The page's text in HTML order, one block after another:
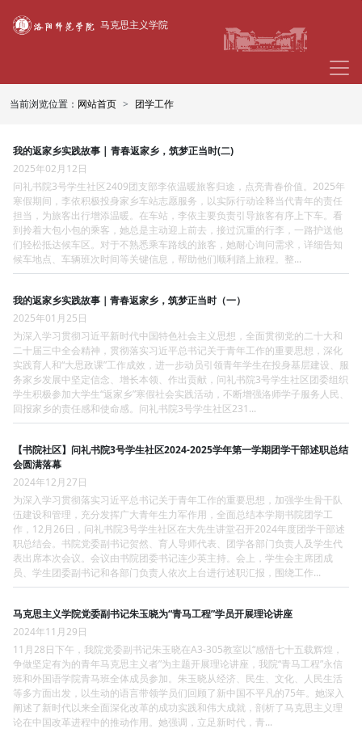
马克思主义学院
当前浏览位置： 网站首页 团学工作
我的返家乡实践故事 | 青春返家乡，筑梦正当时(二)
2025年02月12日
问礼书院3号学生社区2409团支部李依温暖旅客归途，点亮青春价值。2025年
寒假期间，李依积极投身家乡车站志愿服务，以实际行动诠释当代青年的责任
担当，为旅客出行增添温暖。在车站，李依主要负责引导旅客有序上下车。看
到拎着大包小包的乘客，她总是主动迎上前去，接过沉重的行李，一路护送他
们轻松抵达候车区。对于不熟悉乘车路线的旅客，她耐心询问需求，详细告知
候车地点、车辆班次时间等关键信息，帮助他们顺利踏上旅程。整...
我的返家乡实践故事｜青春返家乡，筑梦正当时（一）
2025年01月25日
为深入学习贯彻习近平新时代中国特色社会主义思想，全面贯彻党的二十大和
二十届三中全会精神，贯彻落实习近平总书记关于青年工作的重要思想，深化
实践育人和“大思政课”工作成效，进一步动员引领青年学生在投身基层建设、服
务家乡发展中坚定信念、增长本领、作出贡献，问礼书院3号学生社区团委组织
学生积极参加大学生“返家乡”寒假社会实践活动，不断增强洛师学子服务人民、
回报家乡的责任感和使命感。问礼书院3号学生社区231...
【书院社区】问礼书院3号学生社区2024-2025学年第一学期团学干部述职总结
会圆满落幕
2024年12月27日
为深入学习贯彻落实习近平总书记关于青年工作的重要思想，加强学生骨干队
伍建设和管理，充分发挥广大青年生力军作用，全面总结本学期书院团学工
作，12月26日，问礼书院3号学生社区在大先生讲堂召开2024年度团学干部述
职总结会。书院党委副书记贺然、育人导师代表、团学各部门负责人及学生代
表出席本次会议。会议由书院团委书记连少英主持。会上，学生会主席团成
员、学生团委副书记和各部门负责人依次上台进行述职汇报，围绕工作...
马克思主义学院党委副书记朱玉晓为“青马工程”学员开展理论讲座
2024年11月29日
11月28日下午，我院党委副书记朱玉晓在A3-305教室以“感悟七十五载辉煌，
争做坚定有为的青年马克思主义者”为主题开展理论讲座，我院“青马工程”永信
班和外国语学院青马班全体成员参加。朱玉晓从经济、民生、文化、人民生活
等多方面出发，以生动的语言带领学员们回顾了新中国不平凡的75年。她深入
阐述了新时代以来全面深化改革的成功实践和伟大成就，剖析了马克思主义理
论在中国改革进程中的推动作用。她强调，立足新时代，青...